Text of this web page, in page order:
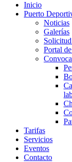
Inicio
Puerto
Noticias
Galerías
Portal
Tarifas
Servicios
Eventos
Contacto